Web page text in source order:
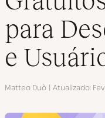
para
e
Autor
Matteo Duò Atualizado